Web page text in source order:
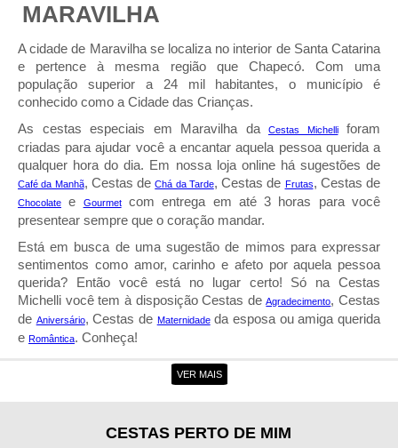
MARAVILHA
A cidade de Maravilha se localiza no interior de Santa Catarina
e pertence à mesma região que Chapecó. Com uma
população superior a 24 mil habitantes, o município é
conhecido como a Cidade das Crianças.
As cestas especiais em Maravilha da
Cestas Michelliforam
criadas para ajudar você a encantar aquela pessoa querida a
qualquer hora do dia. Em nossa loja online há sugestões de
Café da Manh, Cestas deChá da Tarde, Cestas de Frutas, Cestas de
Chocolate e Gourmetcom entrega em até 3 horas para você
presentear sempre que o coração mandar.
Está em busca de uma sugestão de mimos para expressar
sentimentos como amor, carinho e afeto por aquela pessoa
querida? Então você está no lugar certo! Só na Cestas
Michelli você tem à disposição Cestas deAgradecimento, Cestas
de Aniversário, Cestas de Maternidadeda esposa ou amiga querida
e Romântica. Conheça!
Entrega de Cestas em Maravilha
Com a nossa entrega de cestas em Maravilha, não h
importante passar em branco. A Cestas Michelli tem coleções
VER MAIS
CESTAS PERTO DE MIM